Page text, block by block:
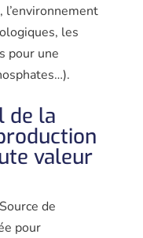
l’environnement
les
pour une
de la
valeur
de
pour